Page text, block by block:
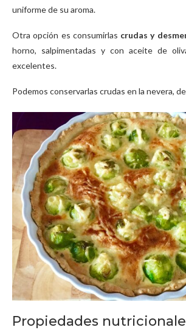
uniforme de su aroma.
Otra opción es consumirlas crudas y
horno, salpimentadas y con aceite de
excelentes.
Podemos conservarlas crudas en la nevera,
Propiedades